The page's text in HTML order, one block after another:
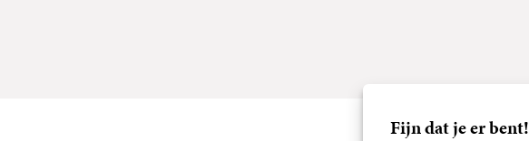
Fijn dat je er bent!